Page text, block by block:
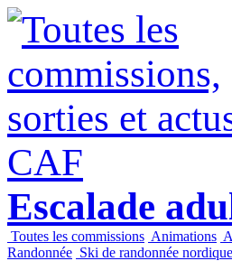
Escalade
Toutes les commissions Animations
Randonnée Ski de randonnée nordique